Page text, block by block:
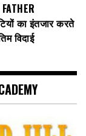
का इंतजार करते
विदाई